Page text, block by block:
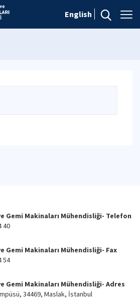
English
Gemi Makinaları Mühendisliği- Telefon
40
Gemi Makinaları Mühendisliği- Fax
54
Gemi Makinaları Mühendisliği- Adres
34469, Maslak, İstanbul